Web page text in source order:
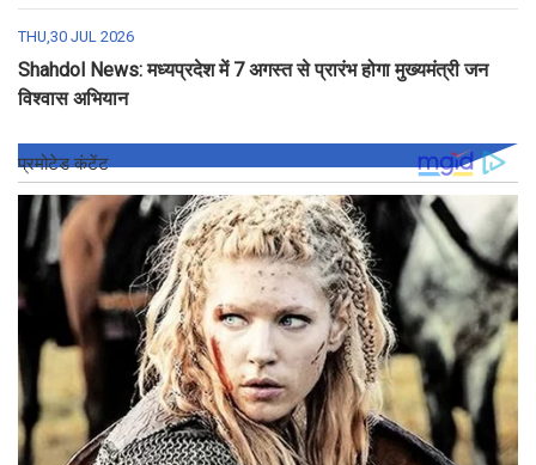
THU,30 JUL 2026
Shahdol News: मध्यप्रदेश में 7 अगस्त से प्रारंभ होगा मुख्यमंत्री जन
विश्वास अभियान